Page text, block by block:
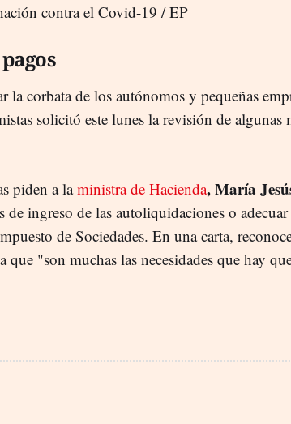
contra el Covid-19 / EP
la corbata de los autónomos y pequeñas
solicitó este lunes la revisión de algunas
piden a laministra de Hacienda, María
de ingreso de las autoliquidaciones o
de Sociedades. En una carta,
"son muchas las necesidades que hay